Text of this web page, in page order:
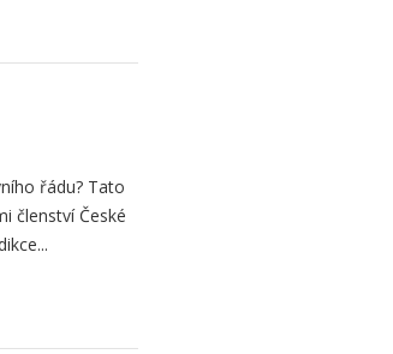
řádu? Tato
členství České